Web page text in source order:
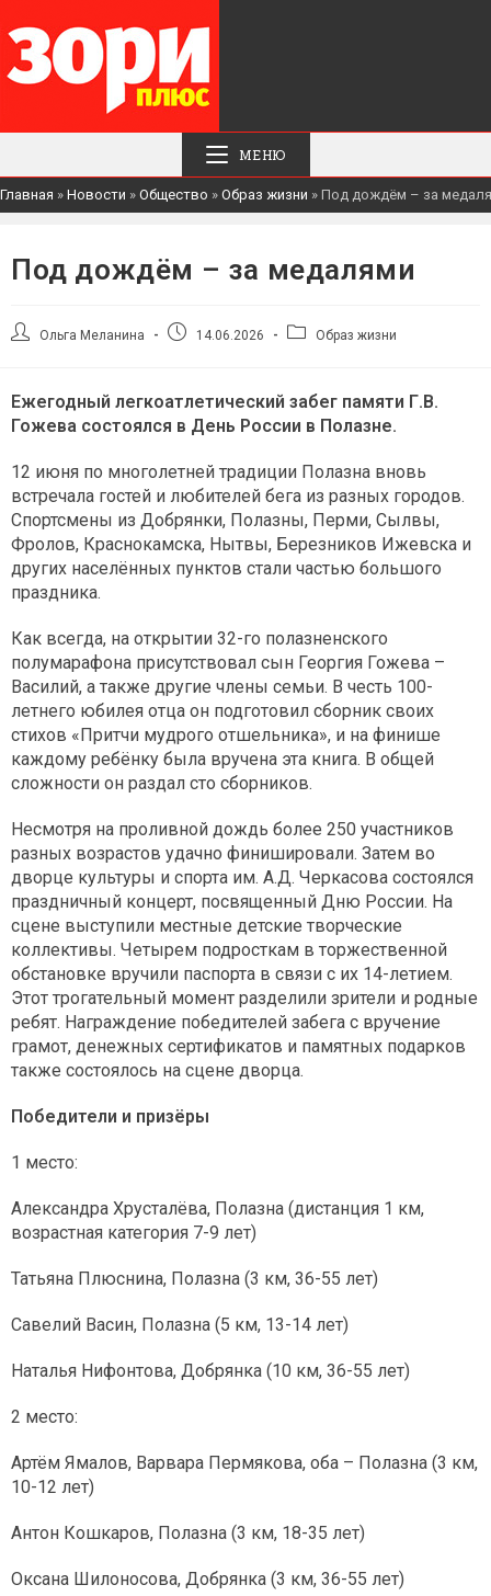
МЕНЮ
Главная » Новости » Общество » Образ жизни » Под дождём – за
Под дождём – за медалями
АвторОльга Меланина
Запись14.06.2026
РубрикаОбраз жизни
Ежегодный легкоатлетический забег памяти Г.В.
Гожева состоялся в День России в Полазне.
12 июня по многолетней традиции Полазна вновь
встречала гостей и любителей бега из разных городов.
Спортсмены из Добрянки, Полазны, Перми, Сылвы,
Фролов, Краснокамска, Нытвы, Березников Ижевска и
других населённых пунктов стали частью большого
праздника.
Как всегда, на открытии 32-го полазненского
полумарафона присутствовал сын Георгия Гожева –
Василий, а также другие члены семьи. В честь 100-
летнего юбилея отца он подготовил сборник своих
стихов «Притчи мудрого отшельника», и на финише
каждому ребёнку была вручена эта книга. В общей
сложности он раздал сто сборников.
Несмотря на проливной дождь более 250 участников
разных возрастов удачно финишировали. Затем во
дворце культуры и спорта им. А.Д. Черкасова состоялся
праздничный концерт, посвященный Дню России. На
сцене выступили местные детские творческие
коллективы. Четырем подросткам в торжественной
обстановке вручили паспорта в связи с их 14-летием.
Этот трогательный момент разделили зрители и родные
ребят. Награждение победителей забега с вручение
грамот, денежных сертификатов и памятных подарков
также состоялось на сцене дворца.
Победители и призёры
1 место:
Александра Хрусталёва, Полазна (дистанция 1 км,
возрастная категория 7-9 лет)
Татьяна Плюснина, Полазна (3 км, 36-55 лет)
Савелий Васин, Полазна (5 км, 13-14 лет)
Наталья Нифонтова, Добрянка (10 км, 36-55 лет)
2 место:
Артём Ямалов, Варвара Пермякова, оба – Полазна (3 км,
10-12 лет)
Антон Кошкаров, Полазна (3 км, 18-35 лет)
Оксана Шилоносова, Добрянка (3 км, 36-55 лет)